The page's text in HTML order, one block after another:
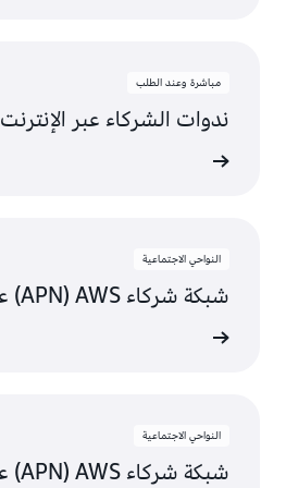
مباشرة وعند الطلب
ندوات الشركاء عبر الإنترنت
النواحي الاجتماعية
شبكة شركاء AWS‏ (APN) على LinkedIn
النواحي الاجتماعية
شبكة شركاء AWS‏ (APN) على Twitter